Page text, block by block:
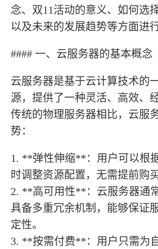
念、双11活动的意义、如何选
以及未来的发展趋势等方面进
#### 一、云服务器的基本概念
云服务器是基于云计算技术的
源，提供了一种灵活、高效、
传统的物理服务器相比，云服
势：
1. **弹性伸缩**：用户可以根
时调整资源配置，无需提前购
2. **高可用性**：云服务器通
具备多重冗余机制，能够保证
定性。
3. **按需付费**：用户只需为